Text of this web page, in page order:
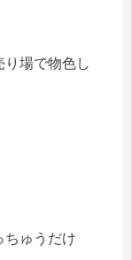
り場で物色し
ちゅうだけ